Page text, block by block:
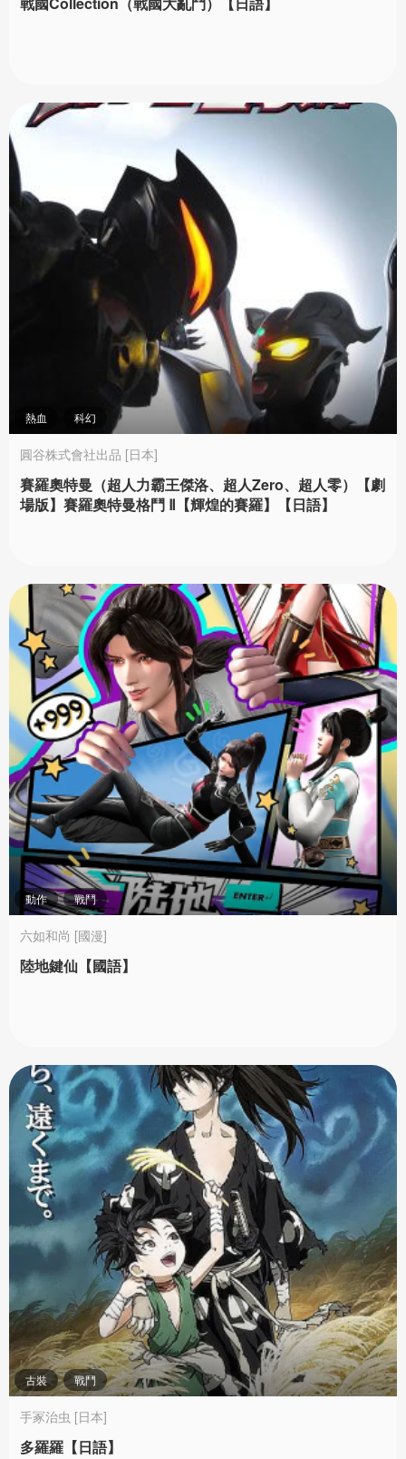
熱血 科幻
圓谷株式會社出品 [日本]
賽羅奧特曼（超人力霸王傑洛、超人Zero、超人零）【劇
場版】賽羅奧特曼格鬥 Ⅱ【輝煌的賽羅】【日語】
動作 戰鬥
六如和尚 [國漫]
陸地鍵仙【國語】
古裝 戰鬥
手冢治虫 [日本]
多羅羅【日語】